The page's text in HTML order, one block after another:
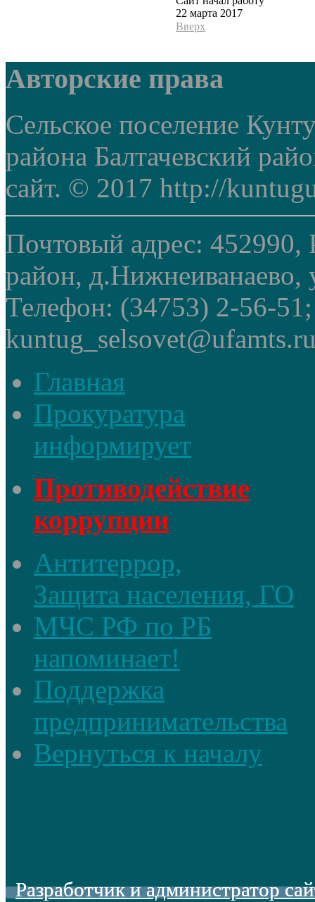
22 марта 2017
Вверх
Авторские права
Сельское поселение
района Балтачевский
сайт. © 2017 http://
Почтовый адрес: 452990,
район, д.Нижнеиванаево,
Телефон: (34753) 2-56-
Главная
Прокуратура
информирует
Противодействие
коррупции
Антитеррор,
Защита населения, ГО
МЧС РФ по РБ
напоминает!
Поддержка
предпринимательства
Вернуться к началу
Разработчик и администратор